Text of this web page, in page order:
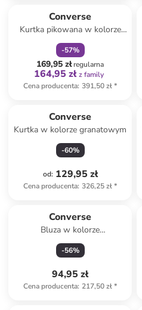
Converse
Kurtka pikowana w kolorze
granatowym
-57%
169,95 złregularna
164,95 zł z family
Cena producenta: 391,50 zł*
Converse
Kurtka w kolorze granatowym
-60%
od: 129,95 zł
Cena producenta: 326,25 zł*
Converse
Bluza w kolorze
jasnobrązowym
-56%
94,95 zł
Cena producenta: 217,50 zł*